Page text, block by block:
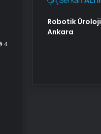
4
Robotik Üroloji
Ankara